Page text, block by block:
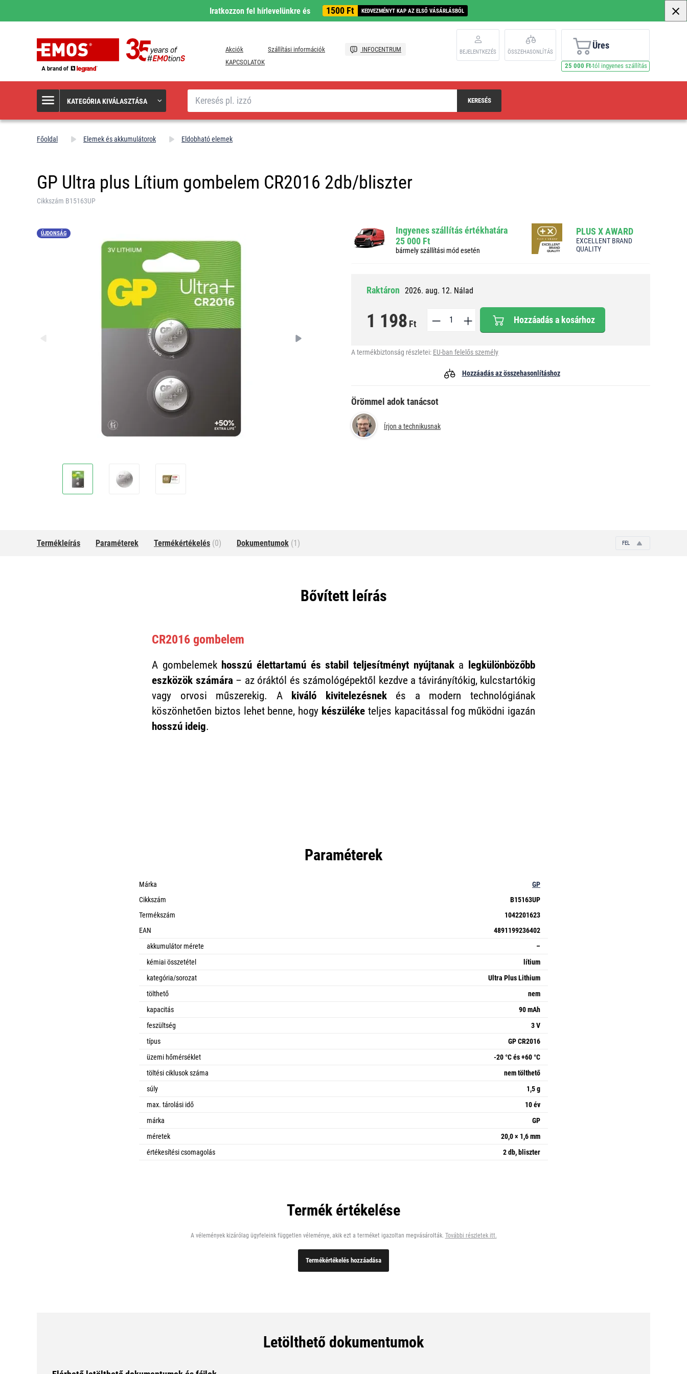
Iratkozzon fel hírlevelünkre és 1500 Ft KEDVEZMÉNYT KAP AZ ELSŐ VÁSÁRLÁSBÓL
Akciók Szállítási információk
INFOCENTRUM
KAPCSOLATOK
BEJELENTKEZÉS ÖSSZEHASONLÍTÁS
Üres
25 000 Ft-tól ingyenes szállítás
KATEGÓRIA KIVÁLASZTÁSA
Keresés
KERESÉS
Főoldal Elemek és akkumulátorok Eldobható elemek
GP Ultra plus Lítium gombelem CR2016 2db/bliszter
Cikkszám B15163UP
ÚJDONSÁG
Ingyenes szállítás értékhatára
25 000 Ft
bármely szállítási mód esetén
PLUS X AWARD
EXCELLENT BRAND
QUALITY
Raktáron 2026. aug. 12. Nálad
1 198 Ft Hozzáadás a kosárhoz
A termékbiztonság részletei: EU-ban felelős személy
Hozzáadás az összehasonlításhoz
Örömmel adok tanácsot
Írjon a technikusnak
Termékleírás Paraméterek Termékértékelés (0) Dokumentumok (1) FEL
Bővített leírás
CR2016 gombelem
A gombelemek hosszú élettartamú és stabil teljesítményt nyújtanak a
legkülönbözőbb
eszközök számára – az óráktól és számológépektől kezdve a távirányítókig, kulcstartókig
vagy orvosi műszerekig. A
kiváló kivitelezésnek és a modern technológiának
köszönhetően biztos lehet benne, hogy készüléke teljes kapacitással fog működni igazán
hosszú ideig.
Paraméterek
Márka
GP
Cikkszám
B15163UP
Termékszám
1042201623
EAN
4891199236402
akkumulátor mérete
–
kémiai összetétel
lítium
kategória/sorozat
Ultra Plus Lithium
tölthető
nem
kapacitás
90 mAh
feszültség
3 V
típus
GP CR2016
üzemi hőmérséklet
-20 °C és +60 °C
töltési ciklusok száma
nem tölthető
súly
1,5 g
max. tárolási idő
10 év
márka
GP
méretek
20,0 × 1,6 mm
értékesítési csomagolás
2 db, bliszter
Termék értékelése
A vélemények kizárólag ügyfeleink független véleménye, akik ezt a terméket igazoltan megvásárolták. További részletek itt.
Termékértékelés hozzáadása
Letölthető dokumentumok